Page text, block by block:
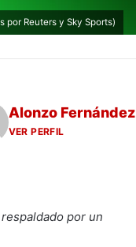
Reuters y Sky Sports)
Alonzo Fernández
VER PERFIL
por un